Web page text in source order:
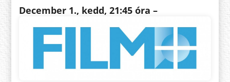
December 1., kedd, 21:45 óra –